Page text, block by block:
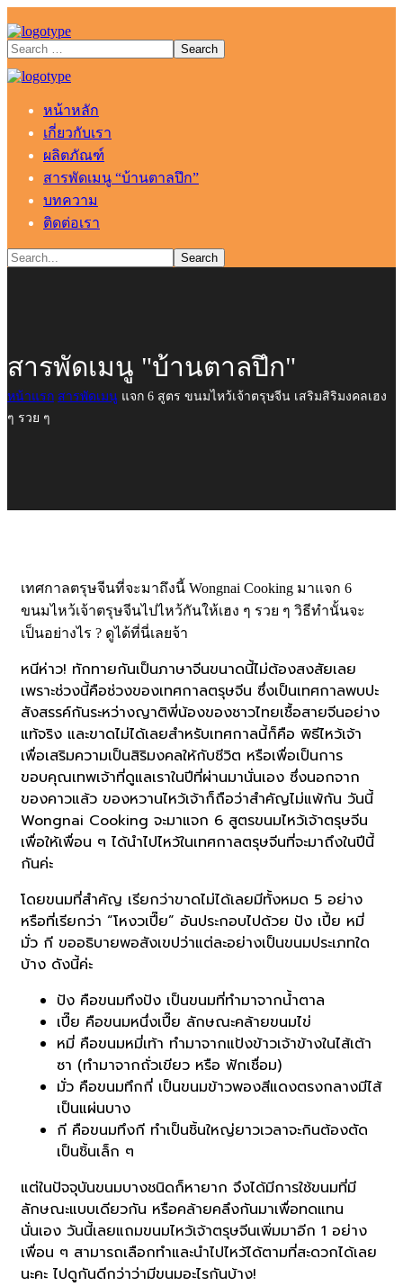
หน้าหลัก
เกี่ยวกับเรา
ผลิตภัณฑ์
สารพัดเมนู “บ้านตาลปึก”
บทความ
ติดต่อเรา
สารพัดเมนู "บ้านตาลปึก"
หน้าแรก สารพัดเมนู แจก 6 สูตร ขนมไหว้เจ้าตรุษจีน เสริมสิริมงคลเฮง
ๆ รวย ๆ
เทศกาลตรุษจีนที่จะมาถึงนี้ Wongnai Cooking มาแจก 6
ขนมไหว้เจ้าตรุษจีนไปไหว้กันให้เฮง ๆ รวย ๆ วิธีทำนั้นจะ
เป็นอย่างไร ? ดูได้ที่นี่เลยจ้า
หนีห่าว! ทักทายกันเป็นภาษาจีนขนาดนี้ไม่ต้องสงสัยเลย
เพราะช่วงนี้คือช่วงของเทศกาลตรุษจีน ซึ่งเป็นเทศกาลพบปะ
สังสรรค์กันระหว่างญาติพี่น้องของชาวไทยเชื้อสายจีนอย่าง
แท้จริง และขาดไม่ได้เลยสำหรับเทศกาลนี้ก็คือ พิธีไหว้เจ้า
เพื่อเสริมความเป็นสิริมงคลให้กับชีวิต หรือเพื่อเป็นการ
ขอบคุณเทพเจ้าที่ดูแลเราในปีที่ผ่านมานั่นเอง ซึ่งนอกจาก
ของคาวแล้ว ของหวานไหว้เจ้าก็ถือว่าสำคัญไม่แพ้กัน วันนี้
Wongnai Cooking จะมาแจก 6 สูตรขนมไหว้เจ้าตรุษจีน
เพื่อให้เพื่อน ๆ ได้นำไปไหว้ในเทศกาลตรุษจีนที่จะมาถึงในปีนี้
กันค่ะ
โดยขนมที่สำคัญ เรียกว่าขาดไม่ได้เลยมีทั้งหมด 5 อย่าง
หรือที่เรียกว่า “โหงวเปี๊ย” อันประกอบไปด้วย ปัง เปี้ย หมี่
มั่ว กี ขออธิบายพอสังเขปว่าแต่ละอย่างเป็นขนมประเภทใด
บ้าง ดังนี้ค่ะ
ปัง คือขนมทึงปัง เป็นขนมที่ทำมาจากน้ำตาล
เปี๊ย คือขนมหนึ่งเปี๊ย ลักษณะคล้ายขนมไข่
หมี่ คือขนมหมี่เท้า ทำมาจากแป้งข้าวเจ้าข้างในไส้เต้า
ซา (ทำมาจากถั่วเขียว หรือ ฟักเชื่อม)
มั่ว คือขนมทึกกี่ เป็นขนมข้าวพองสีแดงตรงกลางมีไส้
เป็นแผ่นบาง
กี คือขนมทึงกี ทำเป็นชิ้นใหญ่ยาวเวลาจะกินต้องตัด
เป็นชิ้นเล็ก ๆ
แต่ในปัจจุบันขนมบางชนิดก็หายาก จึงได้มีการใช้ขนมที่มี
ลักษณะแบบเดียวกัน หรือคล้ายคลึงกันมาเพื่อทดแทน
นั่นเอง วันนี้เลยแถมขนมไหว้เจ้าตรุษจีนเพิ่มมาอีก 1 อย่าง
เพื่อน ๆ สามารถเลือกทำและนำไปไหว้ได้ตามที่สะดวกได้เลย
นะคะ ไปดูกันดีกว่าว่ามีขนมอะไรกันบ้าง!